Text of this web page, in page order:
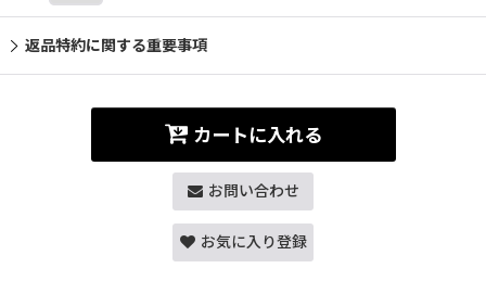
返品特約に関する重要事項
カートに入れる
お問い合わせ
お気に入り登録